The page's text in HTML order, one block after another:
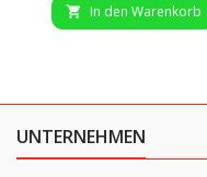
 In den Warenkorb
UNTERNEHMEN